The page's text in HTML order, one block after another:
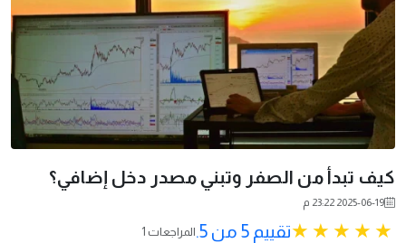
كيف تبدأ من الصفر وتبني مصدر دخل إضافي؟
2025-06-19 23:22 م
تقييم 5 من 5. 1 المراجعات